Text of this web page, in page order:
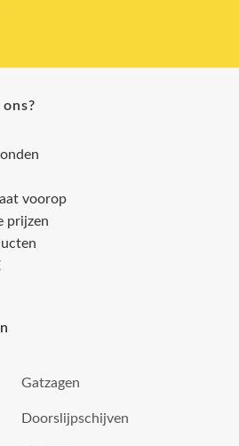
voorop
prijzen
Gatzagen
Doorslijpschijven